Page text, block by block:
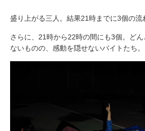
盛り上がる三人。結果21時までに3個の流
さらに、21時から22時の間にも3個。ど
ないものの、感動を隠せないバイトたち。